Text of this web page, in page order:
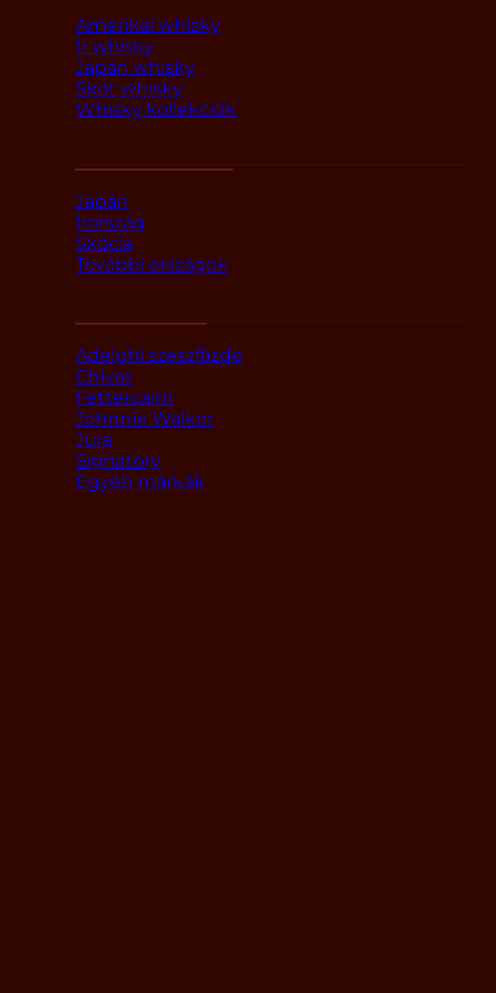
Amerikai whisky
Ír whisky
Japán whisky
Skót whisky
Whisky kollekciók
Japán
Írország
Skócia
További országok
Adelphi szeszfőzde
Chivas
Fettercairn
Johnnie Walker
Jura
Signatory
Egyéb márkák